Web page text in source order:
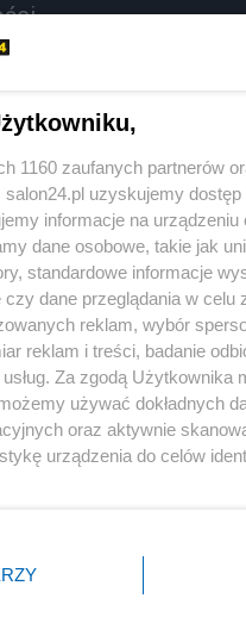
Facebook Instagram
1160 zaufanych partnerów
salon24.pl uzyskujemy dostęp
informacje na urządzeniu
dane osobowe, takie jak
standardowe informacje
czy dane przeglądania w celu
reklam, wybór
reklam i treści, badanie
Za zgodą Użytkownika
używać dokładnych
oraz aktywnie
urządzenia do celów
klikając przycisk
się w lewym dolnym rogu